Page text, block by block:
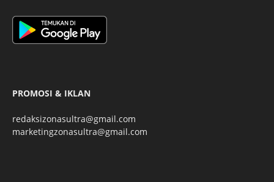
PROMOSI & IKLAN
redaksizonasultra@gmail.com
marketingzonasultra@gmail.com